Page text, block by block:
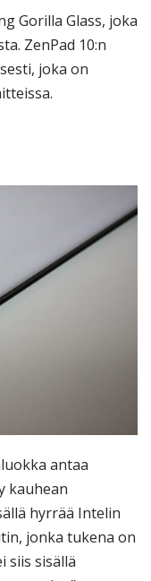
Gorilla Glass, joka
ZenPad 10:n
joka on
antaa
kauhean
hyrrää Intelin
jonka tukena on
siis sisällä